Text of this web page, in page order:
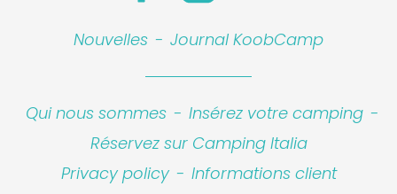
Nouvelles - Journal KoobCamp
Qui nous sommes - Insérez votre camping -
Réservez sur Camping Italia
Privacy policy - Informations client